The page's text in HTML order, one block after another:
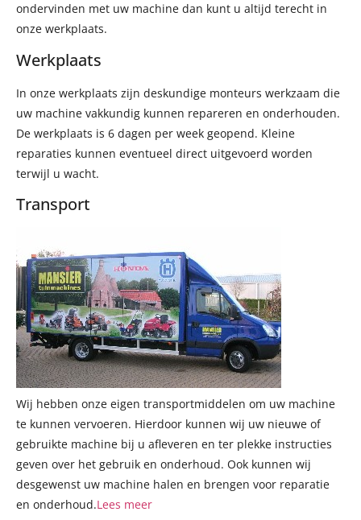
ondervinden met uw machine dan kunt u altijd terecht in
onze werkplaats.
Werkplaats
In onze werkplaats zijn deskundige monteurs werkzaam die
uw machine vakkundig kunnen repareren en onderhouden.
De werkplaats is 6 dagen per week geopend. Kleine
reparaties kunnen eventueel direct uitgevoerd worden
terwijl u wacht.
Transport
Wij hebben onze eigen transportmiddelen om uw machine
te kunnen vervoeren. Hierdoor kunnen wij uw nieuwe of
gebruikte machine bij u afleveren en ter plekke instructies
geven over het gebruik en onderhoud. Ook kunnen wij
desgewenst uw machine halen en brengen voor reparatie
en onderhoud.Lees meer